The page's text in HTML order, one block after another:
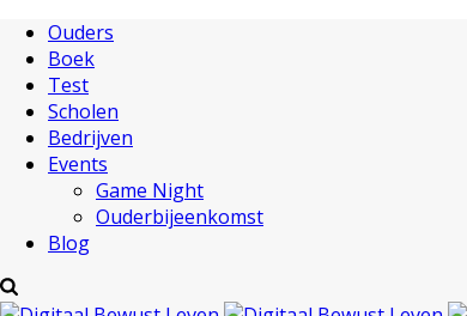
Ouders
Boek
Test
Scholen
Bedrijven
Events
Game Night
Ouderbijeenkomst
Blog